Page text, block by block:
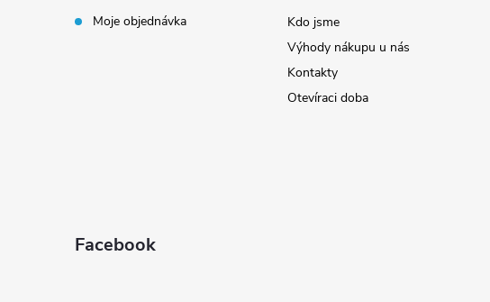
Moje objednávka
Kdo jsme
Výhody nákupu u nás
Kontakty
Otevíraci doba
Facebook